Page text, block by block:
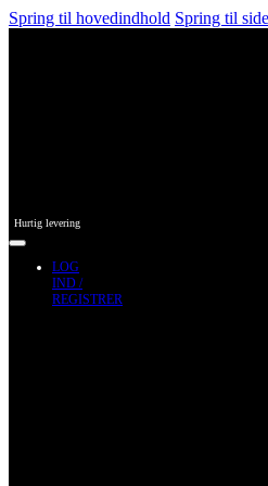
Spring til hovedindhold Spring til
Hurtig levering
LOG
IND /
REGISTRER